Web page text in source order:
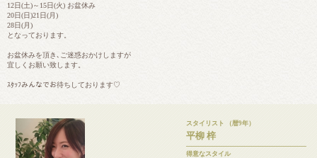
12日(土)～15日(火) お盆休み
20日(日)21日(月)
28日(月)
となっております。
お盆休みを頂き､ご迷惑おかけしますが
宜しくお願い致します。
ｽﾀｯﾌみんなでお待ちしております♡
スタイリスト （暦9年）
平柳 梓
得意なスタイル